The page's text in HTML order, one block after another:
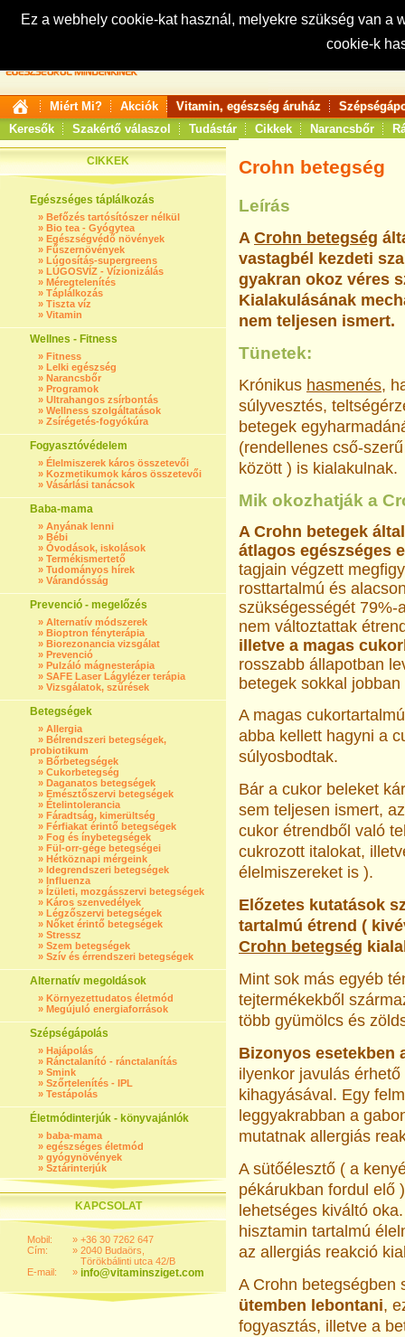
Ez a webhely cookie-kat használ, melyekre szükség van
cookie-k
Keresés:
Miért Mi? Akciók Vitamin, egészség áruház
Keresők
Szakértő válaszol Tudástár Cikkek Narancsbőr
CIKKEK
Egészséges táplálkozás
» Befőzés tartósítószer nélkül
» Bio tea - Gyógytea
» Egészségvédő növények
» Fűszernövények
» Lúgosítás-supergreens
» LÚGOSVÍZ - Vízionizálás
» Méregtelenítés
» Táplálkozás
» Tiszta víz
» Vitamin
Wellnes - Fitness
» Fitness
» Lelki egészség
» Narancsbőr
» Programok
» Ultrahangos zsírbontás
» Wellness szolgáltatások
» Zsírégetés-fogyókúra
Fogyasztóvédelem
» Élelmiszerek káros összetevői
» Kozmetikumok káros összetevői
» Vásárlási tanácsok
Baba-mama
» Anyának lenni
» Bébi
» Óvodások, iskolások
» Termékismertető
» Tudományos hírek
» Várandósság
Prevenció - megelőzés
» Alternatív módszerek
» Bioptron fényterápia
» Biorezonancia vizsgálat
» Prevenció
» Pulzáló mágnesterápia
» SAFE Laser Lágylézer terápia
» Vizsgálatok, szűrések
Betegségek
» Allergia
» Bélrendszeri betegségek,
probiotikum
» Bőrbetegségek
» Cukorbetegség
» Daganatos betegségek
» Emésztőszervi betegségek
» Ételintolerancia
» Fáradtság, kimerültség
» Férfiakat érintő betegségek
» Fog és ínybetegségek
» Fül-orr-gége betegségei
» Hétköznapi mérgeink
» Idegrendszeri betegségek
» Influenza
» Ízületi, mozgásszervi betegségek
» Káros szenvedélyek
» Légzőszervi betegségek
» Nőket érintő betegségek
» Stressz
» Szem betegségek
» Szív és érrendszeri betegségek
Alternatív megoldások
» Környezettudatos életmód
» Megújuló energiaforrások
Szépségápolás
» Hajápolás
» Ránctalanító - ránctalanítás
» Smink
» Szőrtelenítés - IPL
» Testápolás
Életmódinterjúk - könyvajánlók
» baba-mama
» egészséges életmód
» gyógynövények
» Sztárinterjúk
KAPCSOLAT
Mobil:
Cím:
E-mail:
»
»
»
+36 30 7262 647
2040 Budaörs,
Törökbálinti utca 42/B
info@vitaminsziget.com
Crohn betegség
Leírás
A Crohn betegség
vastagbél kezdeti
gyakran okoz véres
Kialakulásának
nem teljesen ismert.
Tünetek:
Krónikus hasmenés,
súlyvesztés,
betegek
(rendellenes cső-
között ) is kialakulnak.
Mik okozhatják a
A Crohn betegek
átlagos egészséges
tagjain végzett
rosttartalmú és
szükségességét 79%-
nem változtattak
illetve a magas
rosszabb állapotban
betegek sokkal
A magas
abba kellett hagyni a
súlyosbodtak.
Bár a cukor beleket
sem teljesen ismert,
cukor étrendből való
cukrozott italokat,
élelmiszereket is ).
Előzetes kutatások
tartalmú étrend (
Crohn betegség
Mint sok más egyéb
tejtermékekből
több gyümölcs és
Bizonyos esetekben
ilyenkor javulás
kihagyásával. Egy
leggyakrabban a
mutatnak allergiás
A sütőélesztő ( a
pékárukban fordul elő
lehetséges kiváltó
hisztamin tartalmú
az allergiás reakció
A Crohn betegségben
ütemben lebontani,
fogyasztás, illetve a